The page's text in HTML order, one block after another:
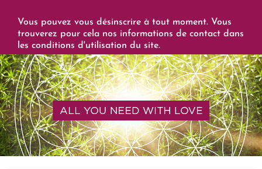
Vous pouvez vous désinscrire à tout moment. Vous
trouverez pour cela nos informations de contact dans
les conditions d'utilisation du site.